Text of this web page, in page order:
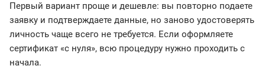
Первый вариант проще и дешевле: вы повторно подаете
заявку и подтверждаете данные, но заново удостоверять
личность чаще всего не требуется. Если оформляете
сертификат «с нуля», всю процедуру нужно проходить с
начала.